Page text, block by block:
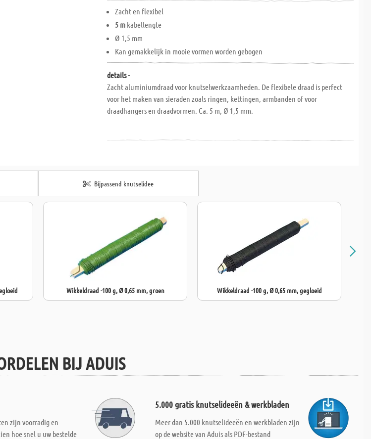
Zacht en flexibel
5 m kabellengte
Ø 1,5 mm
Kan gemakkelijk in mooie vormen worden gebogen
details -
Zacht aluminiumdraad voor knutselwerkzaamheden. De flexibele draad is perfect
voor het maken van sieraden zoals ringen, kettingen, armbanden of voor
draadhangers en draadvormen. Ca. 5 m, Ø 1,5 mm.
Bijpassend knutselidee
Wikkeldraad -100 g, Ø 0,65 mm, groen Wikkeldraad -100 g, Ø 0,65 mm, gegloeid
BIJ ADUIS
zijn voorradig en
hoe snel u uw bestelde
5.000 gratis knutselideeën & werkbladen
Meer dan 5.000 knutselideeën en werkbladen zijn
op de website van Aduis als PDF-bestand